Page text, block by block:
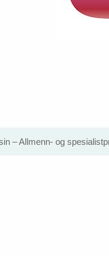
– Allmenn- og